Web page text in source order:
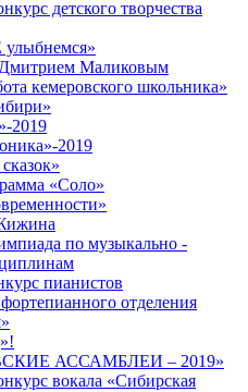
детского творчества
Маликовым
кемеровского школьника»
2019
2019
«Соло»
по музыкально -
пианистов
отделения
АССАМБЛЕИ – 2019»
вокала «Сибирская